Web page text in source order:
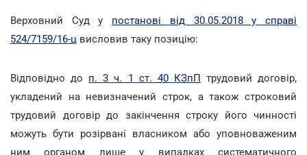
Верховний Суд у постанові від 30.05.2018 у справі
524/7159/16-ц висловив таку позицію:
Відповідно до п. 3 ч. 1 ст. 40 КЗпП трудовий договір,
укладений на невизначений строк, а також строковий
трудовий договір до закінчення строку його чинності
можуть бути розірвані власником або уповноваженим
ним органом лише у випадках систематичного